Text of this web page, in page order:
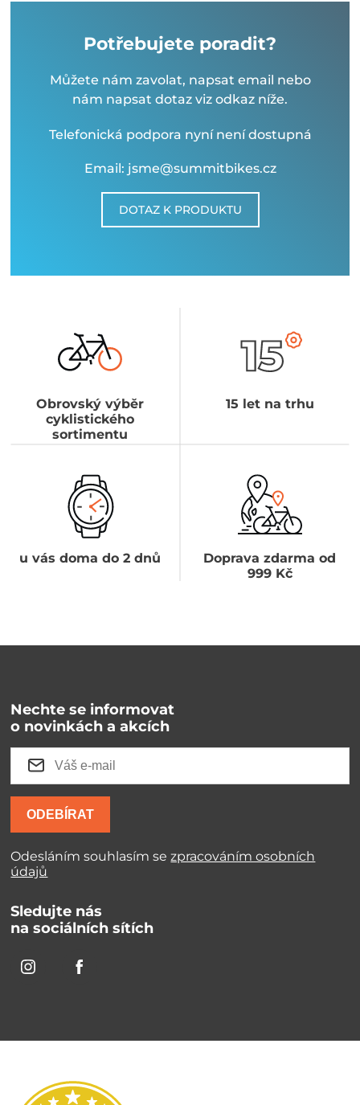
Potřebujete poradit?
Můžete nám zavolat, napsat email nebo
nám napsat dotaz viz odkaz níže.
Telefonická podpora nyní není dostupná
Email: jsme@summitbikes.cz
DOTAZ K PRODUKTU
Obrovský výběr
cyklistického
sortimentu
15 let na trhu
u vás doma do 2 dnů
Doprava zdarma od
999 Kč
Nechte se informovat
o novinkách a akcích
ODEBÍRAT
Odesláním souhlasím sezpracováním osobních
údajů
Sledujte nás
na sociálních sítích